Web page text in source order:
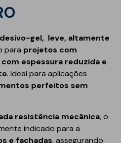
gel, leve, altamente
para projetos com
espessura reduzida e
. Ideal para aplicações
perfeitos sem
resistência mecânica, o
indicado para a
e fachadas, assegurando